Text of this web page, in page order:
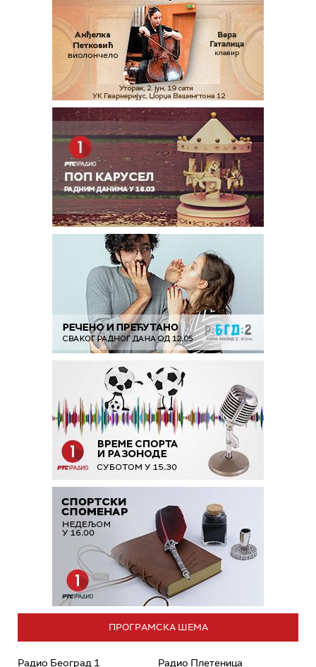
ПРОГРАМСКА ШЕМА
Радио Београд 1 Радио Плетеница